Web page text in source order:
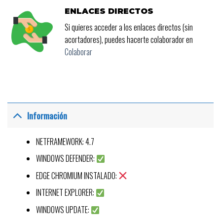
ENLACES DIRECTOS
Si quieres acceder a los enlaces directos (sin
acortadores), puedes hacerte colaborador en
Colaborar
Información
NETFRAMEWORK: 4.7
WINDOWS DEFENDER:
EDGE CHROMIUM INSTALADO:
INTERNET EXPLORER:
WINDOWS UPDATE: